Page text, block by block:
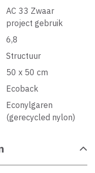
AC 33 Zwaar
project gebruik
6,8
Structuur
50 x 50 cm
Ecoback
Econylgaren
(gerecycled nylon)